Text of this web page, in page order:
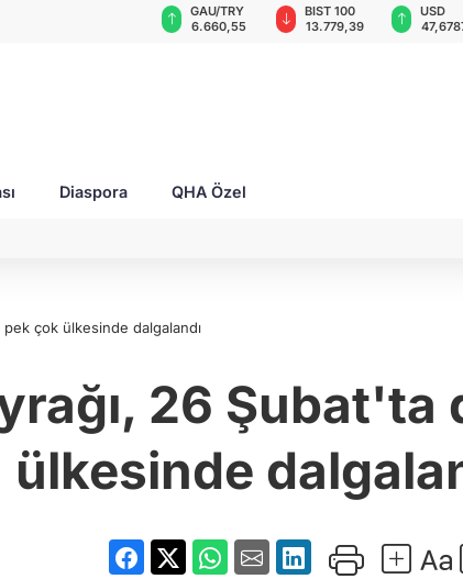
BIST 100
13.779,39
USD
47,6787
EUR
Diaspora QHA Özel
pek çok ülkesinde dalgalandı
26
ülkesinde